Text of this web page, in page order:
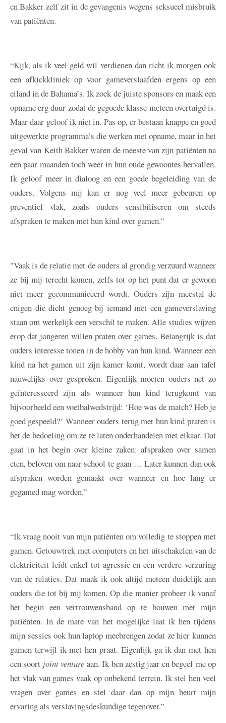
en Bakker zelf zit in de gevangenis wegens seksueel misbruik
van patiënten.
“Kijk, als ik veel geld wil verdienen dan richt ik morgen ook
een afkickkliniek op voor gameverslaafden ergens op een
eiland in de Bahama’s. Ik zoek de juiste sponsors en maak een
opname erg duur zodat de gegoede klasse meteen overtuigd is.
Maar daar geloof ik niet in. Pas op, er bestaan knappe en goed
uitgewerkte programma’s die werken met opname, maar in het
geval van Keith Bakker waren de meeste van zijn patiënten na
een paar maanden toch weer in hun oude gewoontes hervallen.
Ik geloof meer in dialoog en een goede begeleiding van de
ouders. Volgens mij kan er nog veel meer gebeuren op
preventief vlak, zoals ouders sensibiliseren om steeds
afspraken te maken met hun kind over gamen.”
"Vaak is de relatie met de ouders al grondig verzuurd wanneer
ze bij mij terecht komen, zelfs tot op het punt dat er gewoon
niet meer gecommuniceerd wordt. Ouders zijn meestal de
enigen die dicht genoeg bij iemand met een gameverslaving
staan om werkelijk een verschil te maken. Alle studies wijzen
erop dat jongeren willen praten over games. Belangrijk is dat
ouders interesse tonen in de hobby van hun kind. Wanneer een
kind na het gamen uit zijn kamer komt, wordt daar aan tafel
nauwelijks over gesproken. Eigenlijk moeten ouders net zo
geïnteresseerd zijn als wanneer hun kind terugkomt van
bijvoorbeeld een voetbalwedstrijd: ‘Hoe was de match? Heb je
goed gespeeld?’ Wanneer ouders terug met hun kind praten is
het de bedoeling om ze te laten onderhandelen met elkaar. Dat
gaat in het begin over kleine zaken: afspraken over samen
eten, beloven om naar school te gaan … Later kunnen dan ook
afspraken worden gemaakt over wanneer en hoe lang er
gegamed mag worden.”
“Ik vraag nooit van mijn patiënten om volledig te stoppen met
gamen. Getouwtrek met computers en het uitschakelen van de
elektriciteit leidt enkel tot agressie en een verdere verzuring
van de relaties. Dat maak ik ook altijd meteen duidelijk aan
ouders die tot bij mij komen. Op die manier probeer ik vanaf
het begin een vertrouwensband op te bouwen met mijn
patiënten. In de mate van het mogelijke laat ik hen tijdens
mijn sessies ook hun laptop meebrengen zodat ze hier kunnen
gamen terwijl ik met hen praat. Eigenlijk ga ik dan met hen
een soort joint venture aan. Ik ben zestig jaar en begeef me op
het vlak van games vaak op onbekend terrein. Ik stel hen veel
vragen over games en stel daar dan op mijn beurt mijn
ervaring als verslavingsdeskundige tegenover.”